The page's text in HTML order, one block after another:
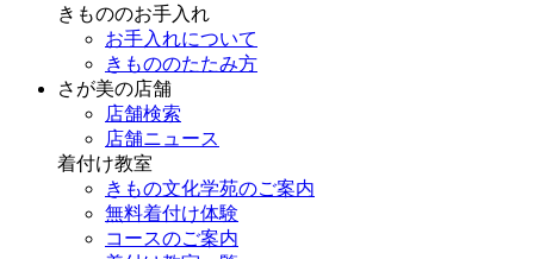
きもののお手入れ
お手入れについて
きもののたたみ方
さが美の店舗
店舗検索
店舗ニュース
着付け教室
きもの文化学苑のご案内
無料着付け体験
コースのご案内